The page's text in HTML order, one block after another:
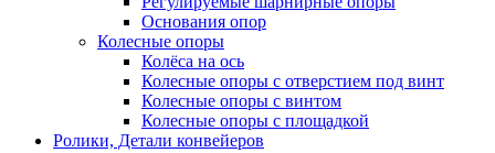
Основания опор
Колесные опоры
Колёса на ось
Колесные опоры с отверстием под винт
Колесные опоры с винтом
Колесные опоры с площадкой
Ролики, Детали конвейеров